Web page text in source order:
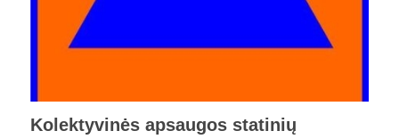
Kolektyvinės apsaugos statinių